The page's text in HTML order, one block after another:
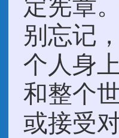
定宪章
别忘记
个人身
和整个
或接受